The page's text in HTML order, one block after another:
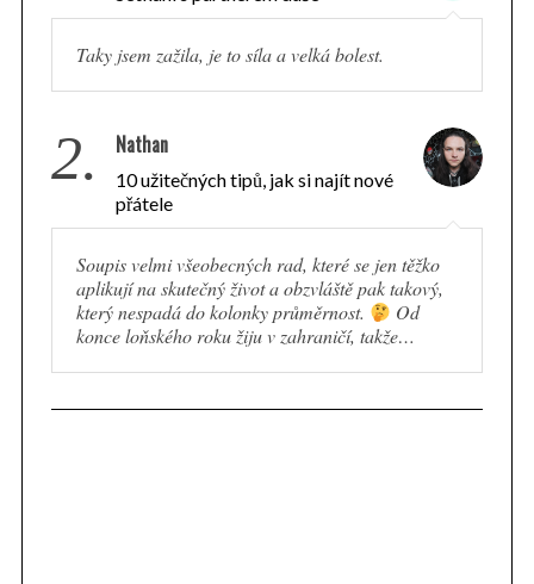
Taky jsem zažila, je to síla a velká bolest.
2. Nathan
10 užitečných tipů, jak si najít nové
přátele
Soupis velmi všeobecných rad, které se jen těžko
aplikují na skutečný život a obzvláště pak takový,
který nespadá do kolonky průměrnost.
Od
konce loňského roku žiju v zahraničí, takže…